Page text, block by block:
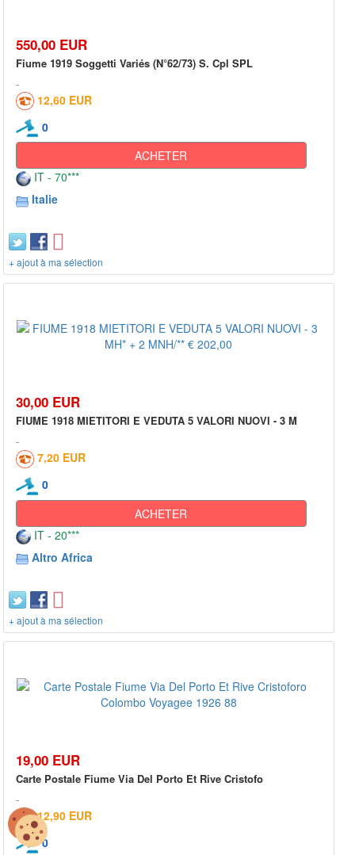
550,00 EUR
Fiume 1919 Soggetti Variés (N°62/73) S. Cpl SPL
12,60 EUR
0
ACHETER
IT - 70***
Italie
+ ajout à ma sélection
30,00 EUR
FIUME 1918 MIETITORI E VEDUTA 5 VALORI NUOVI - 3 M
7,20 EUR
0
ACHETER
IT - 20***
Altro Africa
+ ajout à ma sélection
19,00 EUR
Carte Postale Fiume Via Del Porto Et Rive Cristofo
12,90 EUR
0